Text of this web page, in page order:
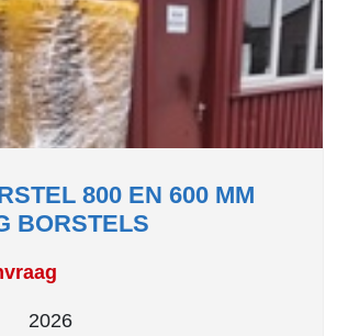
800 EN 600 MM
BORSTELS
2026